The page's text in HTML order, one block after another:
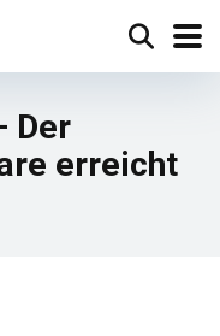
Der
erreicht